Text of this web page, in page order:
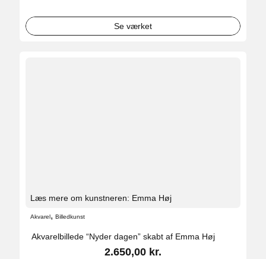
Se værket
Læs mere om kunstneren: Emma Høj
Akvarel,Billedkunst
Akvarelbillede “Nyder dagen” skabt af Emma Høj
2.650,00 kr.